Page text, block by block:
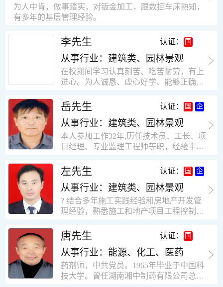
为人中肯，做事踏实，对钣金加工，跟数控车床熟知，
有多年的基层管理经验。
李先生 认证：
从事行业：建筑类、园林景观
在校期间学习认真刻苦、吃苦耐劳，有上
进心。为人诚恳、虚心好学、能够正确对
思想积极上进，接受能力和独立能力强，
有很强的团队精神和集体荣誉感。做事认
真负责，有很强的责任心。秉承山大扎
实、厚重的学风。为人正直、诚信、稳
重。有强烈的上进心、事业心。有很强的
工作学习认真踏实，能够吃苦耐劳，责任
心强。 性格外向、开朗，有良好的人
际关系和一定的组织能力。做事认真负
责、积极肯干。我有信心在今后的工作岗
位上发挥自己的才能!积极的人生观，在我
的字典中没有“放弃”，始终坚信只要努力
快掌握一种新事物的能力。我的格言：也
许我不是最好的，但我会做得更好。知识
面广泛，头脑灵活，思维开阔敏捷，极富
创新精神。
岳先生 认证：
从事行业：建筑类、园林景观
本人参加工作32年,历任技术员、工长、项
目经理、专业监理工程师等职，经验丰
计，工程经济技术分析，能适应建筑行业
各种岗位，组织协调能力强，技术全面，
适用工地管理． 本人1978年高中毕业，同
年参加工作，至今已在建筑行业工作了30
年。从1978年进入本县建筑公司学徒开始
目经理、专业监理工程师等职。 管理过许
多各种结构的工业及民用建筑。1984年至
1986年就职于新疆乌鲁木齐铁路局劳动服
务公司建筑三工区任技术员。参于管理的
项目有：职工居乐部游艺楼，4000平方，
砖混结构。职工电教楼，8000平方，框架
左先生 认证：
从事行业：建筑类、园林景观
? 结合多年施工实践经验和房地产开发管
理经验，熟悉施工和地产项目工程控制要
意识，丰富的经营理念和管理手段，能独
立处理各种工程技术问题；具有较强的沟
通协调能力和组织管理能力； ? 近十多年
的房地产方面工作经验，现任职江苏雨润
农产品集团南昌公司副总经理兼工程总工
唐先生 认证：
从事行业：能源、化工、医药
药剂师，中共党员。1965年毕业于中国科
技大学。曾任湖南湘中制药有限公司总工